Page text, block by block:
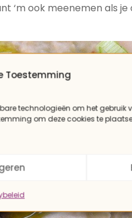
Toestemming
technologieën om het gebruik
om deze cookies te
‘m ook meenemen als